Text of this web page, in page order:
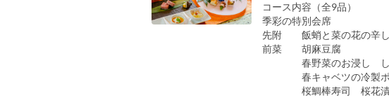
コース内容（全9品）
季彩の特別会席
先附 飯蛸と菜の花の辛し
前菜 胡麻豆腐
春野菜のお浸し し
春キャベツの冷製ポ
桜鯛棒寿司 桜花